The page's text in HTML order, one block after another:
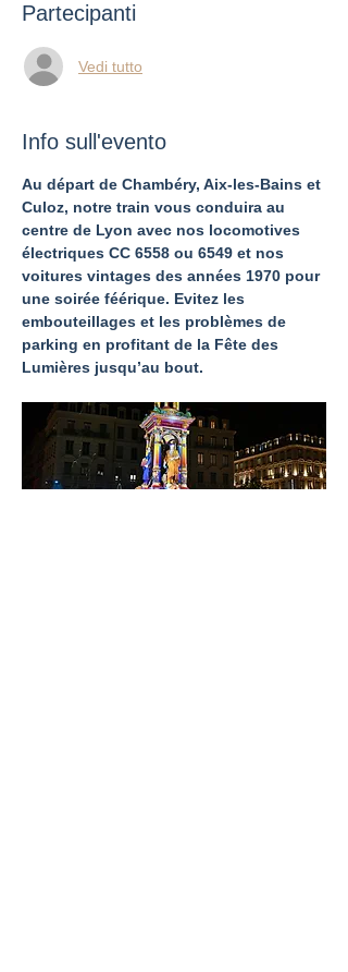
Partecipanti
Vedi tutto
Info sull'evento
Au départ de Chambéry, Aix-les-Bains et
Culoz, notre train vous conduira au
centre de Lyon avec nos locomotives
électriques CC 6558 ou 6549 et nos
voitures vintages des années 1970 pour
une soirée féérique. Evitez les
embouteillages et les problèmes de
parking en profitant de la Fête des
Lumières jusqu’au bout.